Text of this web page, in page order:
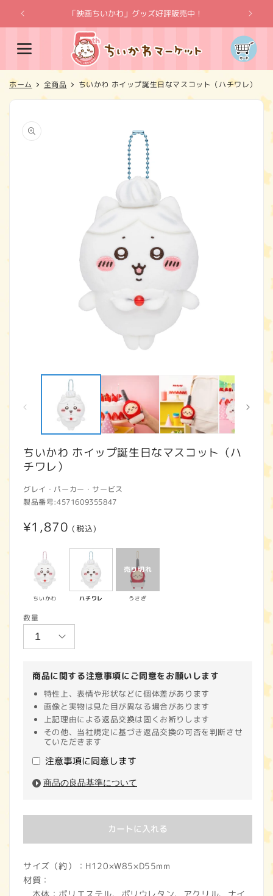
ンツに
進む
「映画ちいかわ」グッズ好評販売中！
カ
ー
ト
ホーム 全商品 ちいかわ ホイップ誕生日なマスコット（ハチワレ）
報にス
キップ
ちいかわ ホイップ誕生日なマスコット（ハ
チワレ）
グレイ・パーカー・サービス
製品番号:4571609355847
通
格
¥1,870 (税込)
ちいかわ ハチワレ うさぎ
数量
商品に関する注意事項にご同意をお願いします
特性上、表情や形状などに個体差があります
画像と実物は見た目が異なる場合があります
上記理由による返品交換は固くお断りします
その他、当社規定に基づき返品交換の可否を判断させ
ていただきます
注意事項に同意します
商品の良品基準について
カートに入れる
サイズ（約）：H120×W85×D55mm
材質：
本体：ポリエステル、ポリウレタン、アクリル、ナイ